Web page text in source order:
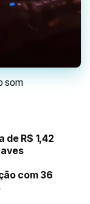
som
de R$ 1,42
com 36